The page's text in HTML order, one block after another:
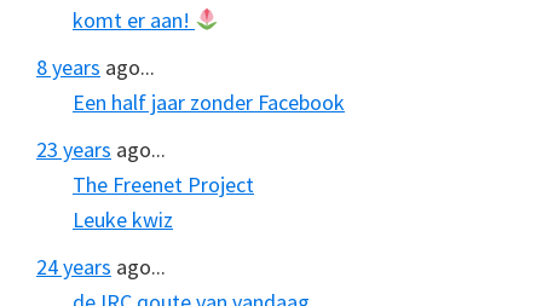
komt er aan!
8 years ago...
Een half jaar zonder Facebook
23 years ago...
The Freenet Project
Leuke kwiz
24 years ago...